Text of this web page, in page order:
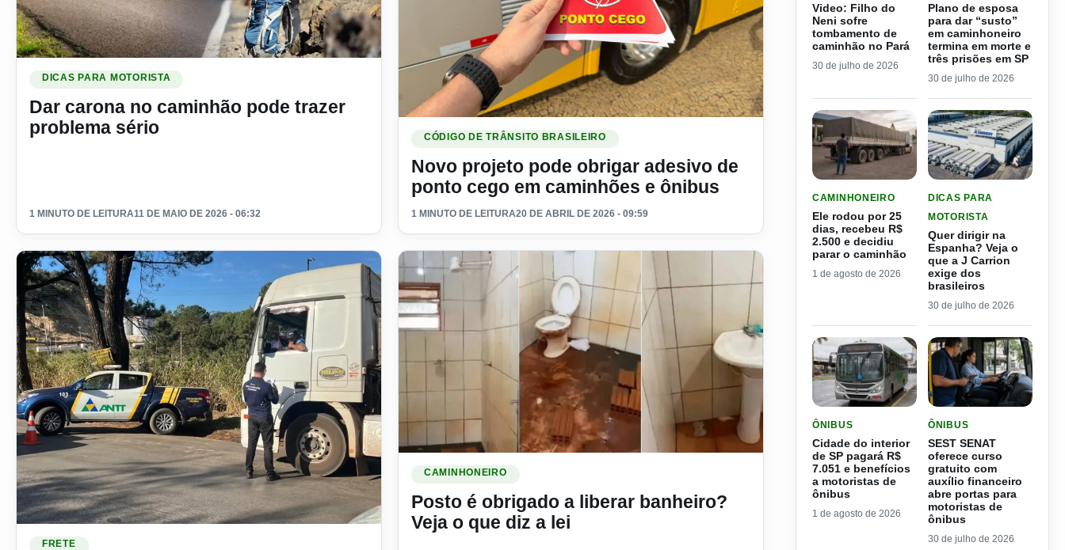
DICAS PARA MOTORISTA
Dar carona no caminhão pode trazer
problema sério
1 MINUTO DE LEITURA11 DE MAIO DE 2026 - 06:32
Ler materia: Novo projeto pode obrigar adesivo de ponto cego em caminhões e ônibus
CÓDIGO DE TRÂNSITO BRASILEIRO
Novo projeto pode obrigar adesivo de
ponto cego em caminhões e ônibus
1 MINUTO DE LEITURA20 DE ABRIL DE 2026 - 09:59
FRETE
CAMINHONEIRO
Posto é obrigado a liberar banheiro?
Veja o que diz a lei
Video: Filho do
Neni sofre
tombamento de
caminhão no Pará
30 de julho de 2026
Plano de esposa
para dar “susto”
em caminhoneiro
termina em morte e
três prisões em SP
30 de julho de 2026
CAMINHONEIRO
Ele rodou por 25
dias, recebeu R$
2.500 e decidiu
parar o caminhão
1 de agosto de 2026
DICAS PARA
MOTORISTA
Quer dirigir na
Espanha? Veja o
que a J Carrion
exige dos
brasileiros
30 de julho de 2026
ÔNIBUS
Cidade do interior
de SP pagará R$
7.051 e benefícios
a motoristas de
ônibus
1 de agosto de 2026
ÔNIBUS
SEST SENAT
oferece curso
gratuito com
auxílio financeiro
abre portas para
motoristas de
ônibus
30 de julho de 2026